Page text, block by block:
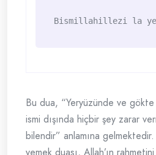
Bismillahillezi la
Bu dua, “Yeryüzünde ve gökte
ismi dışında hiçbir şey zarar
bilendir” anlamına gelmektedir.